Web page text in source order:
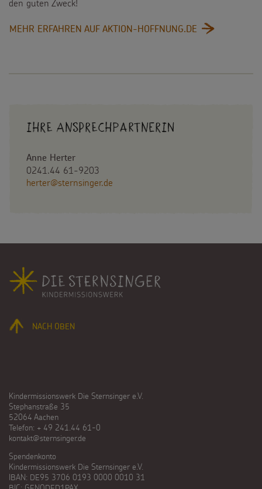
den guten Zweck!
MEHR ERFAHREN AUF AKTION-HOFFNUNG.DE
Ihre Ansprechpartnerin
Anne Herter
0241.44 61-9203
herter@sternsinger.de
Fußbereich
NACH OBEN
Kindermissionswerk Die Sternsinger e.V.
Stephanstraße 35
52064 Aachen
Telefon: + 49 241.44 61-0
kontakt@sternsinger.de
Spendenkonto
Kindermissionswerk Die Sternsinger e.V.
IBAN: DE95 3706 0193 0000 0010 31